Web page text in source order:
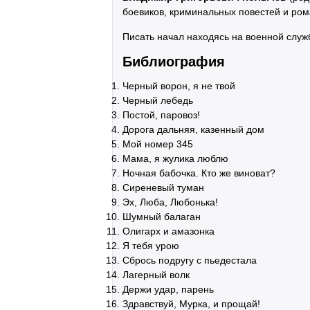
боевиков, криминальных повестей и
Писать начал находясь на военной
Библиография
Черный ворон, я не твой
Черный лебедь
Постой, паровоз!
Дорога дальняя, казенный дом
Мой номер 345
Мама, я жулика люблю
Ночная бабочка. Кто же виноват?
Сиреневый туман
Эх, Люба, Любонька!
Шумный балаган
Олигарх и амазонка
Я тебя урою
Сбрось подругу с пьедестала
Лагерный волк
Держи удар, парень
Здравствуй, Мурка, и прощай!